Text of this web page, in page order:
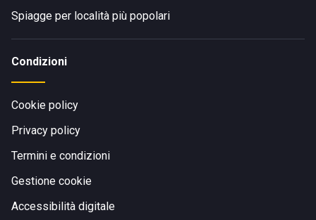
Spiagge per località più popolari
Condizioni
Cookie policy
Privacy policy
Termini e condizioni
Gestione cookie
Accessibilità digitale